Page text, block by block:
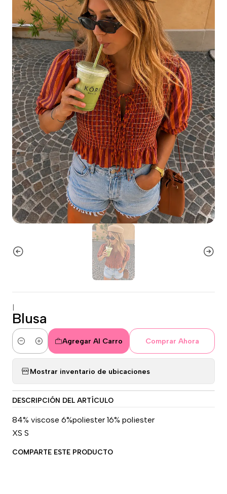
Blusa
Cantidad
Agregar Al Carro Comprar Ahora
Mostrar inventario de ubicaciones
DESCRIPCIÓN DEL ARTÍCULO
84% viscose 6%poliester 16% poliester
XS S
COMPARTE ESTE PRODUCTO